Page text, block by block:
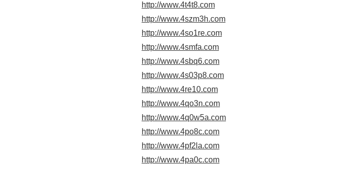
http://www.4t4t8.com
http://www.4szm3h.com
http://www.4so1re.com
http://www.4smfa.com
http://www.4sbq6.com
http://www.4s03p8.com
http://www.4re10.com
http://www.4qo3n.com
http://www.4q0w5a.com
http://www.4po8c.com
http://www.4pf2la.com
http://www.4pa0c.com